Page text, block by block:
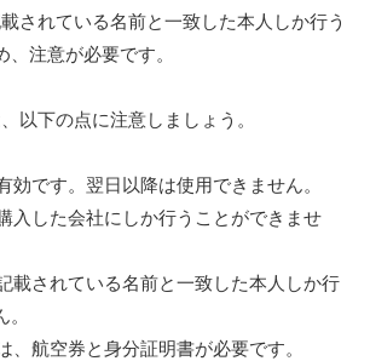
されている名前と一致した本人しか行う
、注意が必要です。
以下の点に注意しましょう。
効です。翌日以降は使用できません。
入した会社にしか行うことができませ
載されている名前と一致した本人しか行
、航空券と身分証明書が必要です。